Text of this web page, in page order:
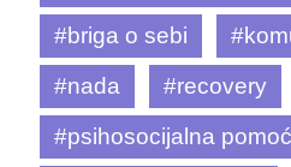
#briga o sebi
#nada
#recovery
#psihosocijalna